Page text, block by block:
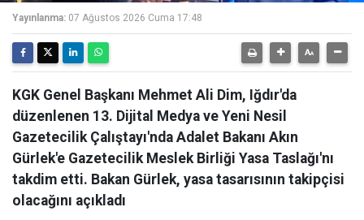
Yayınlanma: 07 Ağustos 2026 Cuma 17:48
KGK Genel Başkanı Mehmet Ali Dim, Iğdır'da
düzenlenen 13. Dijital Medya ve Yeni Nesil
Gazetecilik Çalıştayı'nda Adalet Bakanı Akın
Gürlek'e Gazetecilik Meslek Birliği Yasa Taslağı'nı
takdim etti. Bakan Gürlek, yasa tasarısının takipçisi
olacağını açıkladı